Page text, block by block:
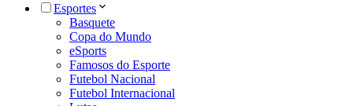
Esportes
Basquete
Copa do Mundo
eSports
Famosos do Esporte
Futebol Nacional
Futebol Internacional